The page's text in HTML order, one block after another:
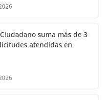
suma más de 3
atendidas en